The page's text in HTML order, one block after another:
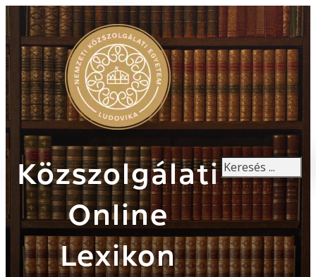
Közszolgálati
Online
Lexikon
Keresés